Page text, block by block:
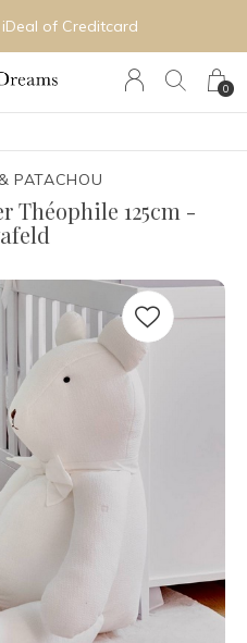
0
of Creditcard
PATACHOU
Théophile 125cm -